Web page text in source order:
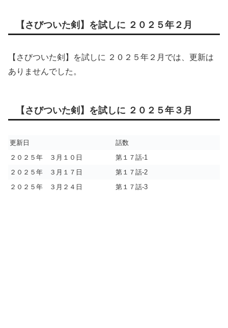
【さびついた剣】を試しに ２０２５年２月
【さびついた剣】を試しに ２０２５年２月では、更新は
ありませんでした。
【さびついた剣】を試しに ２０２５年３月
更新日
話数
２０２５年 ３月１０日
第１７話-1
２０２５年 ３月１７日
第１７話-2
２０２５年 ３月２４日
第１７話-3